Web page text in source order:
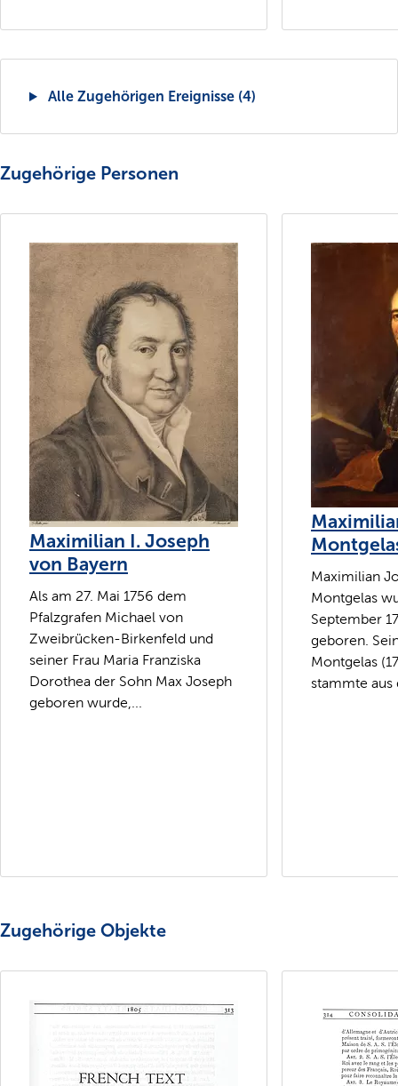
Alle Zugehörigen Ereignisse (4)
Zugehörige Personen
Maximilian I. Joseph
von Bayern
Als am 27. Mai 1756 dem
Pfalzgrafen Michael von
Zweibrücken-Birkenfeld und
seiner Frau Maria Franziska
Dorothea der Sohn Max Joseph
geboren wurde,...
Maximilian
Montgelas
September
geboren.
Montgelas
stammte
Zugehörige Objekte